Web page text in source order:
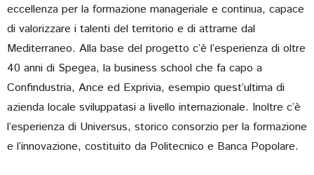
eccellenza per la formazione manageriale e continua, capace
di valorizzare i talenti del territorio e di attrarne dal
Mediterraneo. Alla base del progetto c’è l’esperienza di oltre
40 anni di Spegea, la business school che fa capo a
Confindustria, Ance ed Exprivia, esempio quest’ultima di
azienda locale sviluppatasi a livello internazionale. Inoltre c’è
l’esperienza di Universus, storico consorzio per la formazione
e l’innovazione, costituito da Politecnico e Banca Popolare.